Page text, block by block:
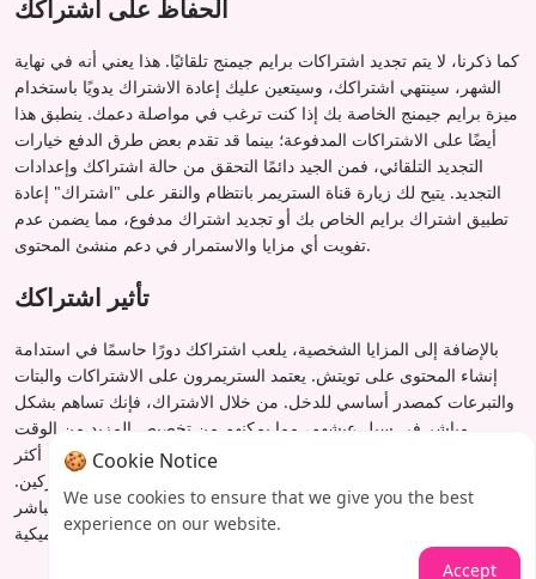
الحفاظ على اشتراكك
كما ذكرنا، لا يتم تجديد اشتراكات برايم جيمنج تلقائيًا. هذا يعني أنه في نهاية
الشهر، سينتهي اشتراكك، وسيتعين عليك إعادة الاشتراك يدويًا باستخدام
ميزة برايم جيمنج الخاصة بك إذا كنت ترغب في مواصلة دعمك. ينطبق هذا
أيضًا على الاشتراكات المدفوعة؛ بينما قد تقدم بعض طرق الدفع خيارات
التجديد التلقائي، فمن الجيد دائمًا التحقق من حالة اشتراكك وإعدادات
التجديد. يتيح لك زيارة قناة الستريمر بانتظام والنقر على "اشتراك" إعادة
تطبيق اشتراك برايم الخاص بك أو تجديد اشتراك مدفوع، مما يضمن عدم
تفويت أي مزايا والاستمرار في دعم منشئ المحتوى.
تأثير اشتراكك
بالإضافة إلى المزايا الشخصية، يلعب اشتراكك دورًا حاسمًا في استدامة
إنشاء المحتوى على تويتش. يعتمد الستريمرون على الاشتراكات والبتات
والتبرعات كمصدر أساسي للدخل. من خلال الاشتراك، فإنك تساهم بشكل
مباشر في سبل عيشهم، مما يمكنهم من تخصيص المزيد من الوقت
والموارد لإنشاء محتوى عالي الجودة لمجتمعهم. إنه يعزز مجتمعًا أكثر
تفاعلية وتفاعلًا، حيث يتفاعل الستريمرون غالبًا بشكل أوثق مع المشتركين.
دعمك، سواء من خلال برايم جيمنج أو دفعة مباشرة، يغذي بشكل مباشر
🍪 Cookie Notice
We use cookies to ensure that we give you the best
experience on our website.
Accept